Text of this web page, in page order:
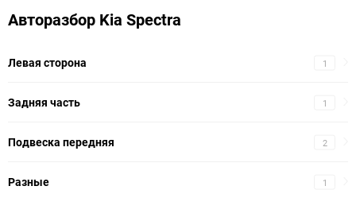
Авторазбор Kia Spectra
1
Левая сторона
1
Задняя часть
2
Подвеска передняя
1
Разные